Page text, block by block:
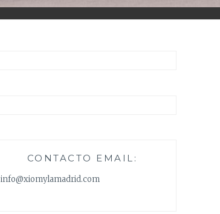
CONTACTO EMAIL:
info@xiomylamadrid.com